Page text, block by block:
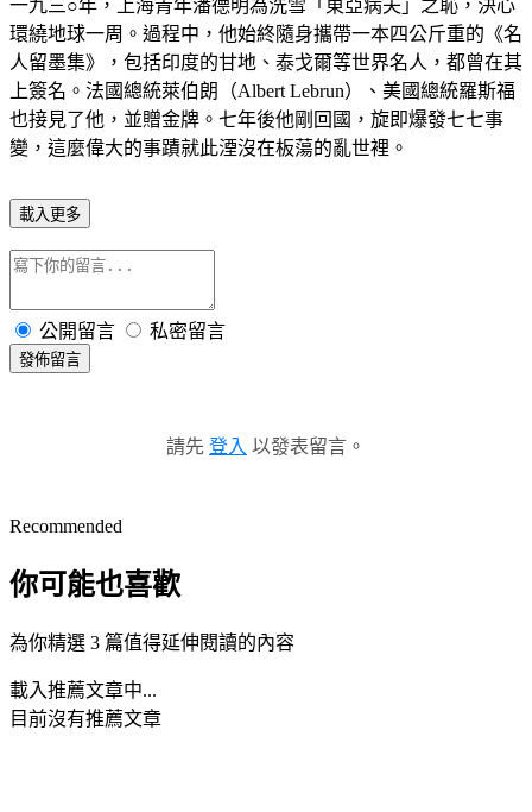
一九三○年，上海青年潘德明為洗雪「東亞病夫」之恥，決心
環繞地球一周。過程中，他始終隨身攜帶一本四公斤重的《名
人留墨集》，包括印度的甘地、泰戈爾等世界名人，都曾在其
上簽名。法國總統萊伯朗（Albert Lebrun）、美國總統羅斯福
也接見了他，並贈金牌。七年後他剛回國，旋即爆發七七事
變，這麼偉大的事蹟就此湮沒在板蕩的亂世裡。
載入更多
公開留言 私密留言
發佈留言
請先 登入 以發表留言。
Recommended
你可能也喜歡
為你精選 3 篇值得延伸閱讀的內容
載入推薦文章中...
目前沒有推薦文章